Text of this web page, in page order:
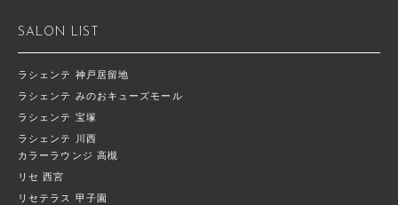
SALON LIST
ラシェンテ 神戸居留地
ラシェンテ みのおキューズモール
ラシェンテ 宝塚
ラシェンテ 川西
カラーラウンジ 高槻
リセ 西宮
リセテラス 甲子園